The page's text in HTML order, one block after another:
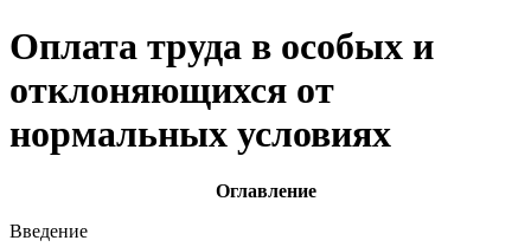
Оплата труда в особых и
отклоняющихся от
нормальных условиях
Оглавление
Введение